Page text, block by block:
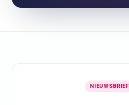
NIEUWSBRIEF